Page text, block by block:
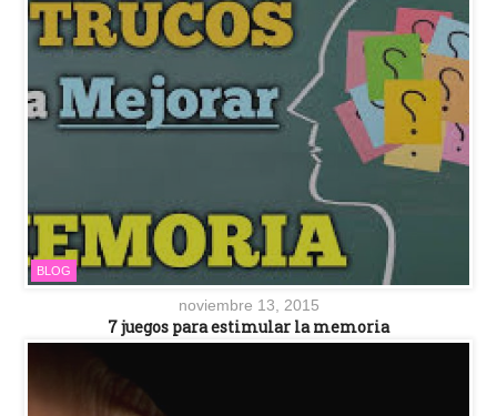
BLOG
noviembre 13, 2015
7 juegos para estimular la memoria